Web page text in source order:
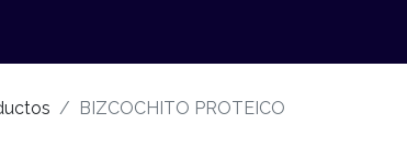
BIZCOCHITO PROTEICO